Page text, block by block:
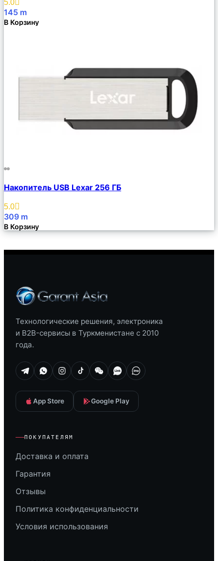
5.0
145 m
В Корзину
Описание
Избранное
Накопитель USB Lexar 256 ГБ
5.0
309 m
В Корзину
Технологические решения, электроника
и B2B-сервисы в Туркменистане с 2010
года.
App Store Google Play
ПОКУПАТЕЛЯМ
Доставка и оплата
Гарантия
Отзывы
Политика конфиденциальности
Условия использования